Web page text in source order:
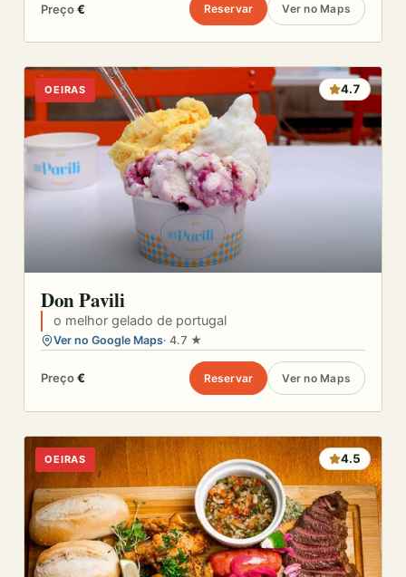
Preço€ Reservar Ver no Maps
OEIRAS 4.7
Don Pavili
o melhor gelado de portugal
Ver no Google Maps· 4.7 ★
Preço€ Reservar Ver no Maps
OEIRAS 4.5